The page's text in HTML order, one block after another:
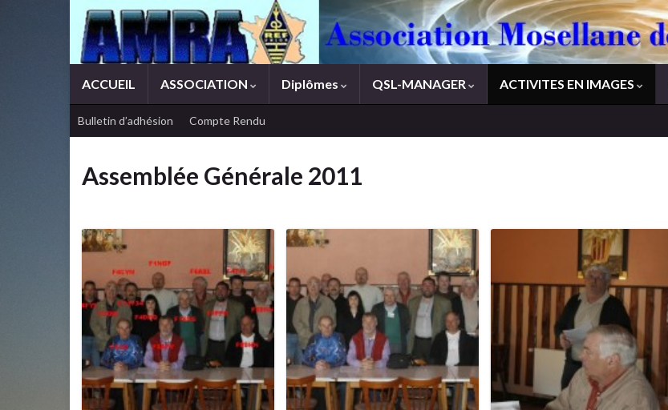
ACCUEIL ASSOCIATION Diplômes QSL-MANAGER ACTIVITES EN IMAGES
Bulletin d’adhésion Compte Rendu
Assemblée Générale 2011